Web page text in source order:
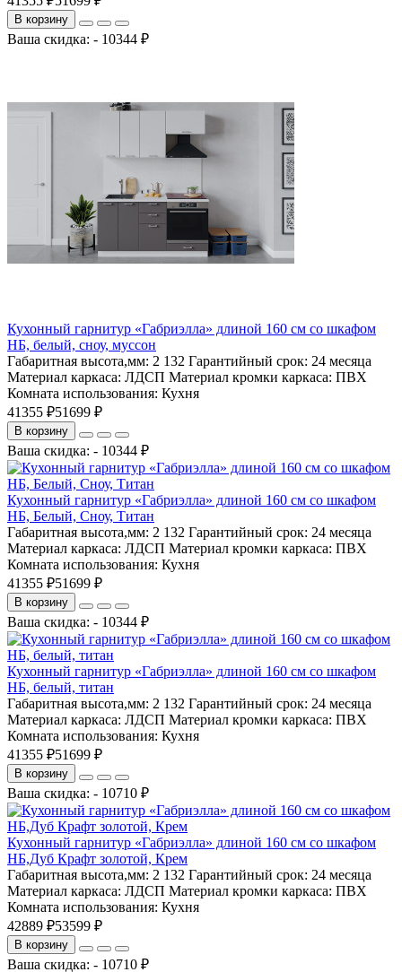
В корзину
Ваша скидка: - 10344 ₽
Кухонный гарнитур «Габриэлла» длиной 160 см со шкафом
НБ, белый, сноу, муссон
Габаритная высота,мм: 2 132 Гарантийный срок: 24 месяца
Материал каркаса: ЛДСП Материал кромки каркаса: ПВХ
Комната использования: Кухня
41355 ₽51699 ₽
В корзину
Ваша скидка: - 10344 ₽
Кухонный гарнитур «Габриэлла» длиной 160 см со шкафом
НБ, Белый, Сноу, Титан
Габаритная высота,мм: 2 132 Гарантийный срок: 24 месяца
Материал каркаса: ЛДСП Материал кромки каркаса: ПВХ
Комната использования: Кухня
41355 ₽51699 ₽
В корзину
Ваша скидка: - 10344 ₽
Кухонный гарнитур «Габриэлла» длиной 160 см со шкафом
НБ, белый, титан
Габаритная высота,мм: 2 132 Гарантийный срок: 24 месяца
Материал каркаса: ЛДСП Материал кромки каркаса: ПВХ
Комната использования: Кухня
41355 ₽51699 ₽
В корзину
Ваша скидка: - 10710 ₽
Кухонный гарнитур «Габриэлла» длиной 160 см со шкафом
НБ,Дуб Крафт золотой, Крем
Габаритная высота,мм: 2 132 Гарантийный срок: 24 месяца
Материал каркаса: ЛДСП Материал кромки каркаса: ПВХ
Комната использования: Кухня
42889 ₽53599 ₽
В корзину
Ваша скидка: - 10710 ₽